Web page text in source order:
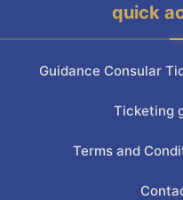
quick
Guidance Consular
Ticketing
Terms and